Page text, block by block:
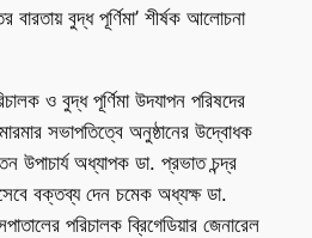
বারতায় বুদ্ধ পূর্ণিমা’ শীর্ষক আলোচনা
ও বুদ্ধ পূর্ণিমা উদযাপন পরিষদের
সভাপতিত্বে অনুষ্ঠানের উদ্বোধক
উপাচার্য অধ্যাপক ডা. প্রভাত চন্দ্র
বক্তব্য দেন চমেক অধ্যক্ষ ডা.
পরিচালক ব্রিগেডিয়ার জেনারেল